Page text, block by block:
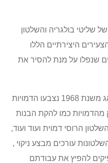
שליטי בולגריה והשלטון
היצירתיים הללו
שנפלו על מנת להסיר את
לכבוד יום השנה של האביב בפראג משנת 1968 נצבעו הדמויות
מהדמויות כמו להקת הבנות
הרוסי דמוית ועוד ועוד,
עורכים מבצע ניקוי ,
להפיץ את עבודתם